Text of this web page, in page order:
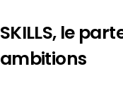
SKILLS, le
ambitions